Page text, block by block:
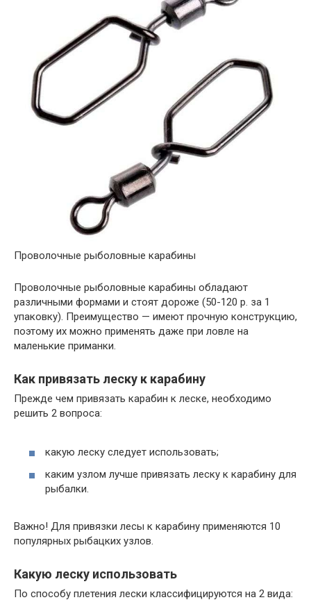
Проволочные рыболовные карабины
Проволочные рыболовные карабины обладают
различными формами и стоят дороже (50-120 р. за 1
упаковку). Преимущество — имеют прочную конструкцию,
поэтому их можно применять даже при ловле на
маленькие приманки.
Как привязать леску к карабину
Прежде чем привязать карабин к леске, необходимо
решить 2 вопроса:
какую леску следует использовать;
каким узлом лучше привязать леску к карабину для
рыбалки.
Важно! Для привязки лесы к карабину применяются 10
популярных рыбацких узлов.
Какую леску использовать
По способу плетения лески классифицируются на 2 вида: